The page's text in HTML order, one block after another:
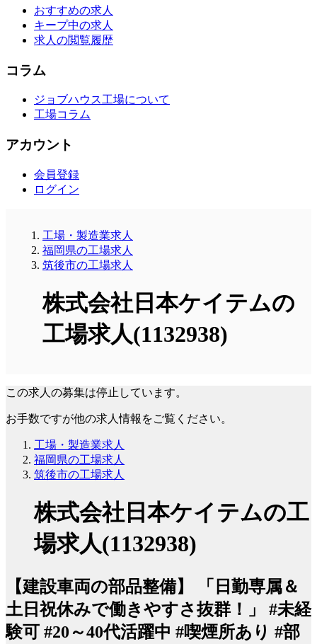
おすすめの求人
キープ中の求人
求人の閲覧履歴
コラム
ジョブハウス工場について
工場コラム
アカウント
会員登録
ログイン
工場・製造業求人
福岡県の工場求人
筑後市の工場求人
株式会社日本ケイテムの
工場求人(1132938)
この求人の募集は停止しています。
お手数ですが他の求人情報をご覧ください。
工場・製造業求人
福岡県の工場求人
筑後市の工場求人
株式会社日本ケイテムの工
場求人(1132938)
【建設車両の部品整備】 「日勤専属＆
土日祝休みで働きやすさ抜群！」 #未経
験可 #20～40代活躍中 #喫煙所あり #部